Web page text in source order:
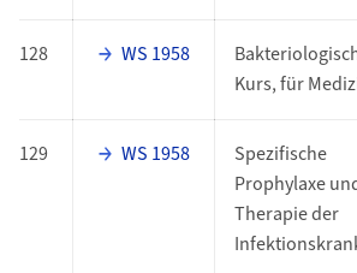
128 WS 1958
Kurs, für
129 WS 1958
Spezifische
Prophylaxe
Therapie der